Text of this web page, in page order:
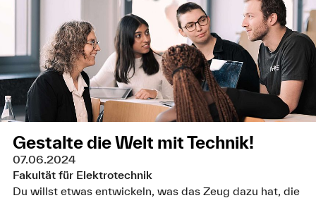
Gestalte die Welt mit Technik!
07.06.2024
Fakultät für Elektrotechnik
Du willst etwas entwickeln, was das Zeug dazu hat, die